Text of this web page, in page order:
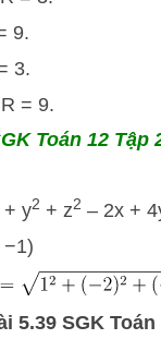
9.
3.
= 9.
Toán 12 Tập
+ y2 + z2 – 2x +
−1)
5.39 SGK Toán